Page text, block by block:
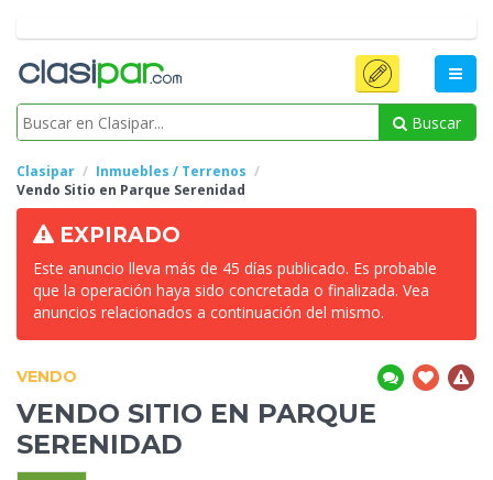
Buscar
Clasipar
Inmuebles / Terrenos
Vendo Sitio en Parque Serenidad
EXPIRADO
Este anuncio lleva más de 45 días publicado. Es probable
que la operación haya sido concretada o finalizada. Vea
anuncios relacionados a continuación del mismo.
VENDO
VENDO SITIO EN PARQUE
SERENIDAD